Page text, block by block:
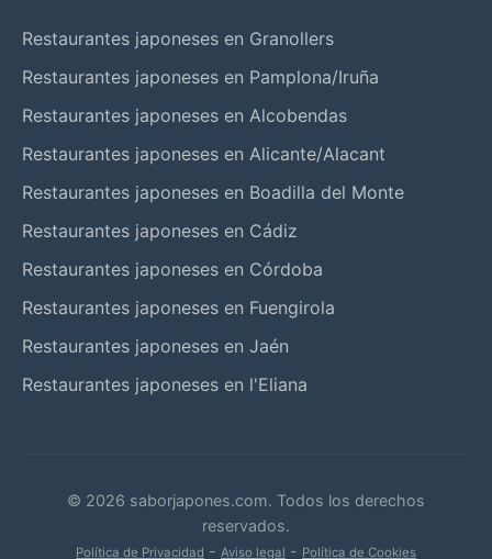
Restaurantes japoneses en Granollers
Restaurantes japoneses en Pamplona/Iruña
Restaurantes japoneses en Alcobendas
Restaurantes japoneses en Alicante/Alacant
Restaurantes japoneses en Boadilla del Monte
Restaurantes japoneses en Cádiz
Restaurantes japoneses en Córdoba
Restaurantes japoneses en Fuengirola
Restaurantes japoneses en Jaén
Restaurantes japoneses en l'Eliana
© 2026 saborjapones.com. Todos los derechos
reservados.
Política de Privacidad - Aviso legal - Política de Cookies